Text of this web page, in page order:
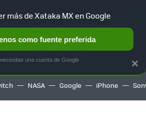
HOME AUTO TERRITORIO
NASA Google iPhone
×
más de Xataka MX en Google
como fuente preferida
una cuenta de Google